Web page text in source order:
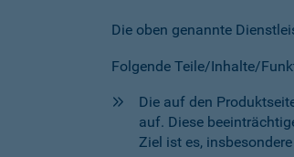
Die oben genannte
Folgende Teile/Inhalte/
Die auf den
auf. Diese
Ziel ist es,